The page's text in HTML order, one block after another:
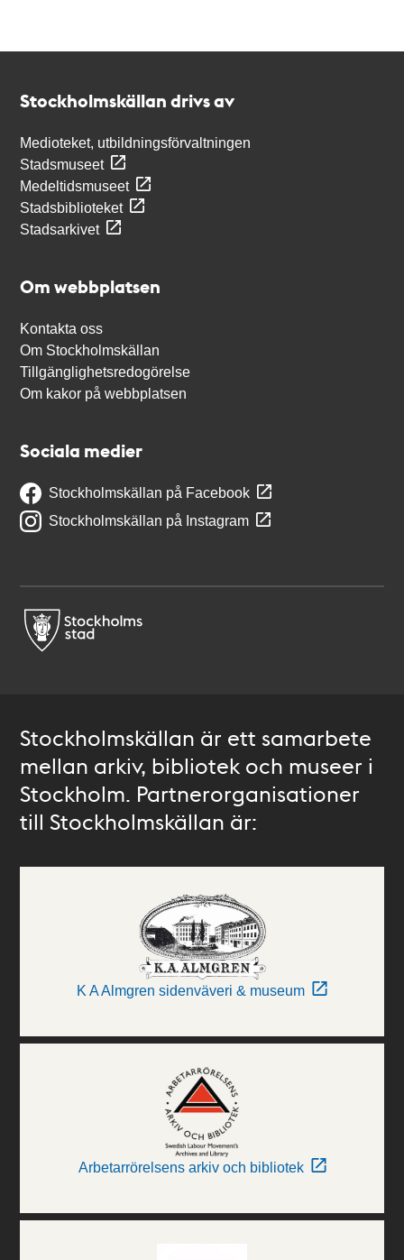
Stockholmskällan drivs av
Medioteket, utbildningsförvaltningen
Stadsmuseet
Medeltidsmuseet
Stadsbiblioteket
Stadsarkivet
Om webbplatsen
Kontakta oss
Om Stockholmskällan
Tillgänglighetsredogörelse
Om kakor på webbplatsen
Sociala medier
Stockholmskällan på Facebook
Stockholmskällan på Instagram
Stockholmskällan är ett samarbete
mellan arkiv, bibliotek och museer i
Stockholm. Partnerorganisationer
till Stockholmskällan är:
K A Almgren sidenväveri & museum
Arbetarrörelsens arkiv och bibliotek